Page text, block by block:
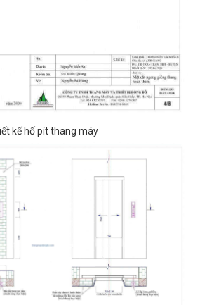
kế hố pít thang máy